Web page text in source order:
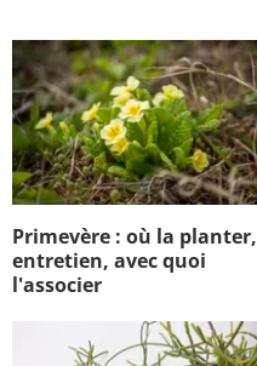
Primevère : où la planter,
entretien, avec quoi
l'associer